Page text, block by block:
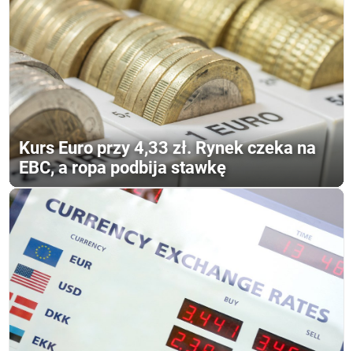
Kurs Euro przy 4,33 zł. Rynek czeka na
EBC, a ropa podbija stawkę